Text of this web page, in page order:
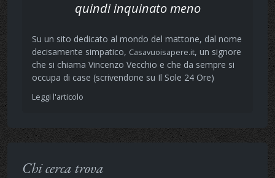
quindi inquinato meno
Su un sito dedicato al mondo del mattone, dal nome
decisamente simpatico, Casavuoisapere.it, un signore
che si chiama Vincenzo Vecchio e che da sempre si
occupa di case (scrivendone su Il Sole 24 Ore)
Leggi l'articolo
Chi cerca trova